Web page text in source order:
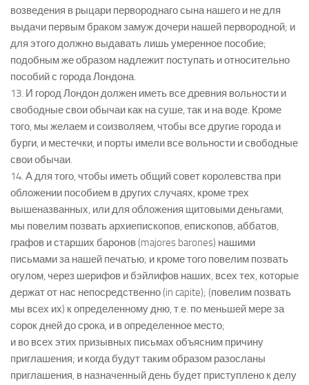
возведения в рыцари первороднаго сына нашего и не для
выдачи первым браком замуж дочери нашей первородной; и
для этого должно выдавать лишь умеренное пособие;
подобным же образом надлежит поступать и относительно
пособий с города Лондона.
13. И город Лондон должен иметь все древния вольности и
свободные свои обычаи как на суше, так и на воде. Кроме
того, мы желаем и соизволяем, чтобы все другиe города и
бурги, и местечки, и порты имели все вольности и свободные
свои обычаи.
14. А для того, чтобы иметь общий совет королевства при
обложении пособием в других случаях, кроме трех
вышеназванных, или для обложения щитовыми деньгами,
мы повелим позвать архиепископов, епископов, аббатов,
графов и старших баронов (majores barones) нашими
письмами за нашей печатью; и кроме того повелим позвать
огулом, через шерифов и бэйлифов наших, всех тех, которые
держат от нас непосредственно (in capite); (повелим позвать
мы всех их) к определенному дню, т.е. по меньшей мере за
сорок дней до срока, и в определенное место;
и во всех этих призывных письмах объясним причину
приглашения; и когда будут таким образом разосланы
приглашения, в назначенный день будет приступлено к делу